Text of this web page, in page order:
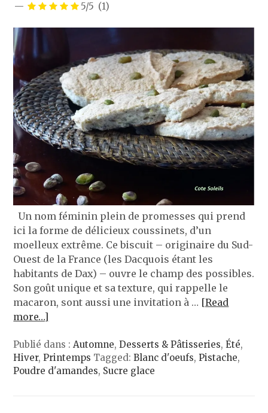
5/5 (1)
Un nom féminin plein de promesses qui prend
ici la forme de délicieux coussinets, d’un
moelleux extrême. Ce biscuit – originaire du Sud-
Ouest de la France (les Dacquois étant les
habitants de Dax) – ouvre le champ des possibles.
Son goût unique et sa texture, qui rappelle le
macaron, sont aussi une invitation à … [Read
more…]
Publié dans : Automne,Desserts & Pâtisseries,Été,
Hiver,Printemps Tagged:Blanc d'oeufs,Pistache,
Poudre d'amandes, Sucre glace